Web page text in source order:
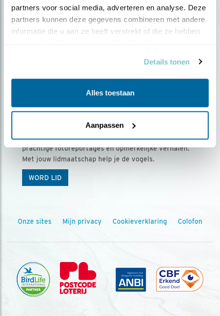
partners voor social media, adverteren en analyse. Deze
partners kunnen deze gegevens combineren met andere
informatie die u aan ze heeft verstrekt of die ze hebben
Details tonen
Alles toestaan
Aanpassen
Ontvang 5 x Vogels voor € 36,00 per jaar
Vogels is het tijdschrift voor onze leden, met
prachtige fotoreportages en opmerkelijke verhalen.
Met jouw lidmaatschap help je de vogels.
WORD LID
Onze sites Mijn privacy Cookieverklaring Colofon